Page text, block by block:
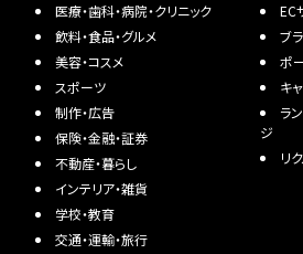
医療・歯科・病院・クリニック
飲料・食品・グルメ
美容・コスメ
スポーツ
制作・広告
保険・金融・証券
不動産・暮らし
インテリア・雑貨
学校・教育
交通・運輸・旅行
EC
ブ
ポ
キ
ラ
ジ
リ